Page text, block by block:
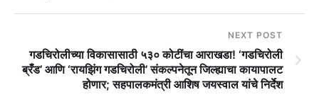
NEXT POST
गडचिरोलीच्या विकासासाठी ५३० कोटींचा आराखडा! ‘गडचिरोली
ब्रँड’ आणि ‘रायझिंग गडचिरोली’ संकल्पनेतून जिल्ह्याचा कायापालट
होणार; सहपालकमंत्री आशिष जयस्वाल यांचे निर्देश